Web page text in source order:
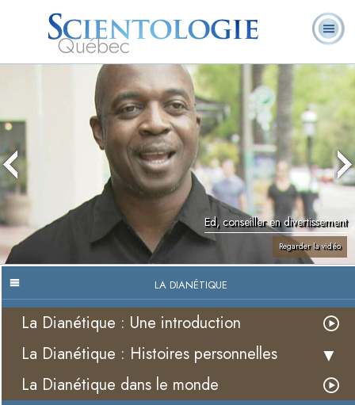
Québec
L. Ron Hubbard
Qu’est-ce que la
Scientologie ?
volontaires
questions
Livres
Ed, conseiller en divertissement
Regarder la vidéo
LA DIANÉTIQUE
La Dianétique : Une introduction
La Dianétique : Histoires personnelles
La Dianétique dans le monde